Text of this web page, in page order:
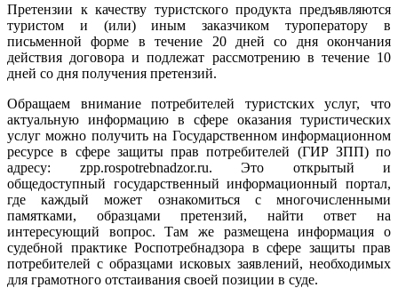
Претензии к качеству туристского продукта предъявляются
туристом и (или) иным заказчиком туроператору в
письменной форме в течение 20 дней со дня окончания
действия договора и подлежат рассмотрению в течение 10
дней со дня получения претензий.
Обращаем внимание потребителей туристских услуг, что
актуальную информацию в сфере оказания туристических
услуг можно получить на Государственном информационном
ресурсе в сфере защиты прав потребителей (ГИР ЗПП) по
адресу: zpp.rospotrebnadzor.ru. Это открытый и
общедоступный государственный информационный портал,
где каждый может ознакомиться с многочисленными
памятками, образцами претензий, найти ответ на
интересующий вопрос. Там же размещена информация о
судебной практике Роспотребнадзора в сфере защиты прав
потребителей с образцами исковых заявлений, необходимых
для грамотного отстаивания своей позиции в суде.